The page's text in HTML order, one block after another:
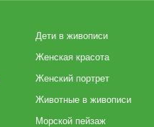
Дети в живописи
Женская красота
Женский портрет
Животные в живописи
Морской пейзаж